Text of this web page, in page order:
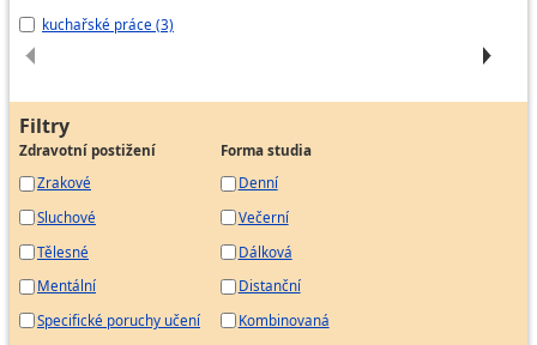
kuchařské práce (3)
Filtry
Zdravotní postižení
Zrakové
Sluchové
Tělesné
Mentální
Specifické poruchy učení
Forma studia
Denní
Večerní
Dálková
Distanční
Kombinovaná